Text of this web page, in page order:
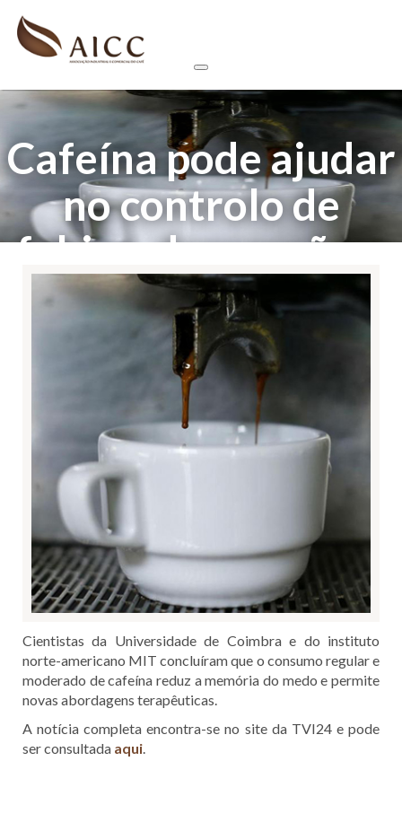
Cafeína pode ajudar
no controlo de
fobias, depressão e
stress pós-
traumático
Cientistas da Universidade de Coimbra e do instituto
norte-americano MIT concluíram que o consumo regular e
moderado de cafeína reduz a memória do medo e permite
novas abordagens terapêuticas.
A notícia completa encontra-se no site da TVI24 e pode
ser consultada aqui.